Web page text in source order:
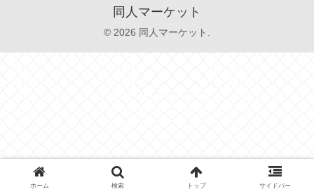
同人マーケット
© 2026 同人マーケット.
ホーム 検索 トップ サイドバー